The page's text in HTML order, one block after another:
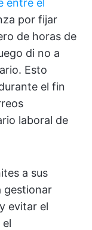
entre el
por fijar
de horas de
di no a
Esto
el fin
laboral de
a sus
gestionar
evitar el